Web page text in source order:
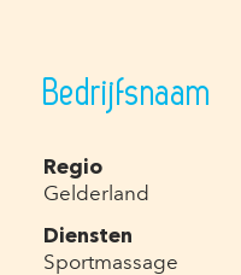
Bedrijfsnaam
Regio
Gelderland
Diensten
Sportmassage